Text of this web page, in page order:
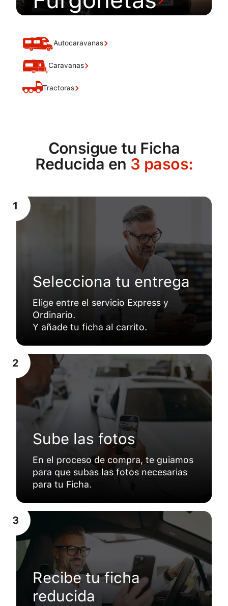
Autocaravanas
Caravanas
Tractoras
Consigue tu Ficha
Reducida en 3 pasos:
1
Selecciona tu entrega
Elige entre el servicio Express y
Ordinario.
Y añade tu ficha al carrito.
2
Sube las fotos
En el proceso de compra, te guiamos
para que subas las fotos necesarias
para tu Ficha.
3
Recibe tu ficha
reducida